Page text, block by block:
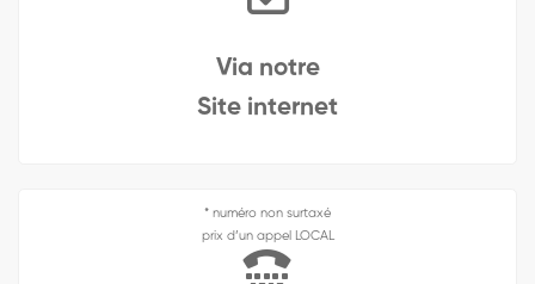
Via notre
Site internet
* numéro non surtaxé
prix d’un appel LOCAL